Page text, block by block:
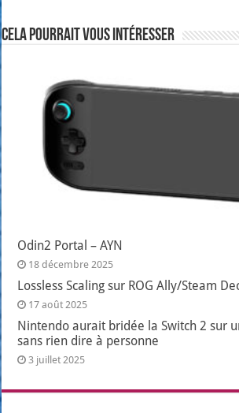
Cela pourrait vous intéresser
Odin2 Portal – AYN
18 décembre 2025
Lossless Scaling sur ROG Ally/Steam
17 août 2025
Nintendo aurait bridée la Switch 2 sur
sans rien dire à personne
3 juillet 2025